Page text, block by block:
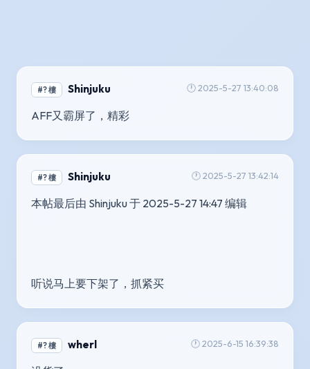
#? 樓 Shinjuku 🕐 2025-5-27 13:40:08
AFF又霸屏了，精彩
#? 樓 Shinjuku 🕐 2025-5-27 13:42:14
本帖最后由 Shinjuku 于 2025-5-27 14:47 编辑
听说马上要下架了，抓紧买
#? 樓 wherl 🕐 2025-6-15 16:39:38